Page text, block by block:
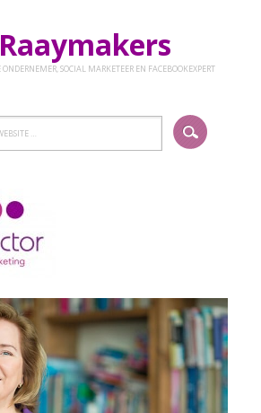
SOCIAL MARKETEER EN FACEBOOKEXPERT